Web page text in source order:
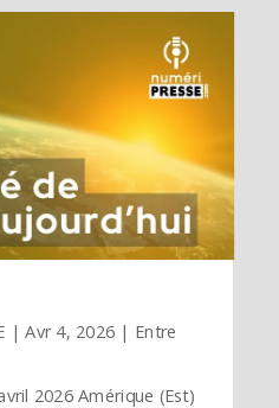
|Avr 4, 2026 | Entre
2026 Amérique (Est)